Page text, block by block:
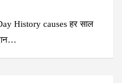
History causes हर साल